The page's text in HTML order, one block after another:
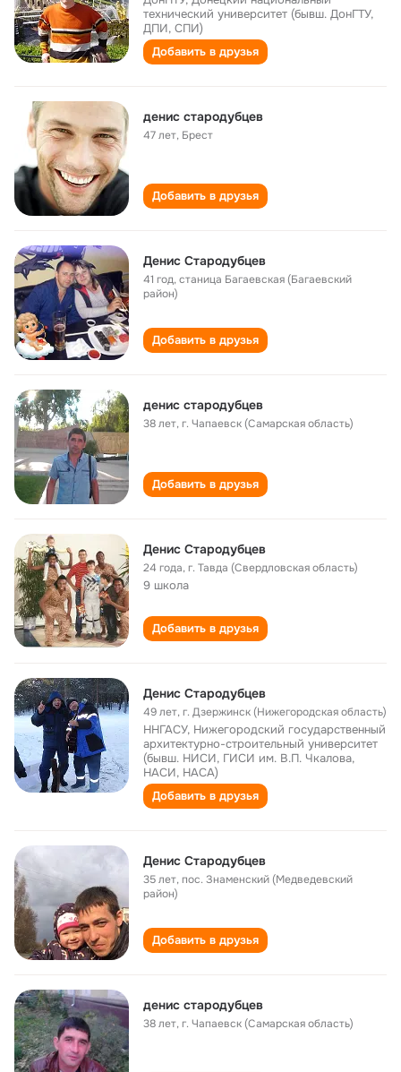
технический университет (бывш. ДонГТУ,
ДПИ, СПИ)
Добавить в друзья
денис стародубцев
47 лет, Брест
Добавить в друзья
Денис Стародубцев
41 год,станица Багаевская (Багаевский
район)
Добавить в друзья
денис стародубцев
38 лет,г. Чапаевск (Самарская область)
Добавить в друзья
Денис Стародубцев
24 года,г. Тавда (Свердловская область)
9 школа
Добавить в друзья
Денис Стародубцев
49 лет,г. Дзержинск (Нижегородская область)
ННГАСУ, Нижегородский государственный
архитектурно-строительный университет
(бывш. НИСИ, ГИСИ им. В.П. Чкалова,
НАСИ, НАСА)
Добавить в друзья
Денис Стародубцев
35 лет,пос. Знаменский (Медведевский
район)
Добавить в друзья
денис стародубцев
38 лет,г. Чапаевск (Самарская область)